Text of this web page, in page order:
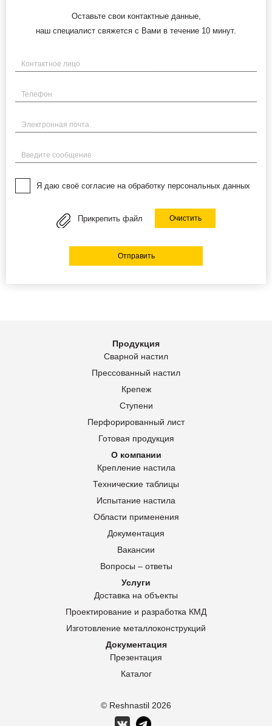
Оставьте свои контактные данные,
наш специалист свяжется с Вами в течение 10 минут.
Имя
Телефон
Электронная почта
Введите сообщение
Я даю своё согласие на обработку персональных данных
Прикрепить файл Очистить
Отправить
© Reshnastil 2026
Продукция
Сварной настил
Прессованный настил
Крепеж
Ступени
Перфорированный лист
Готовая продукция
О компании
Крепление настила
Технические таблицы
Испытание настила
Области применения
Документация
Вакансии
Вопросы – ответы
Услуги
Доставка на объекты
Проектирование и разработка КМД
Изготовление металлоконструкций
Документация
Презентация
Каталог